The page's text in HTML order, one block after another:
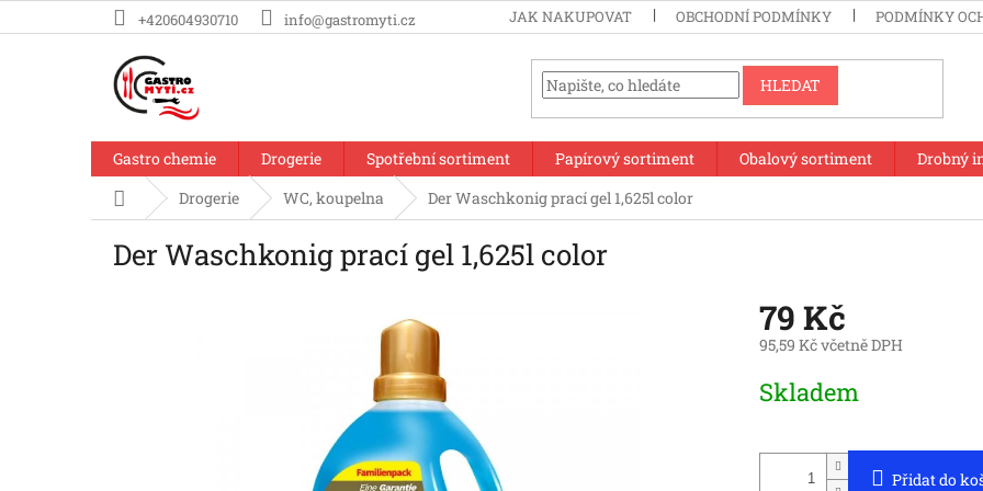
na
+420604930710 info@gastromyti.cz JAK NAKUPOVAT OBCHODNÍ PODMÍNKY PODMÍNKY
HLEDAT
Gastro chemie Drogerie Spotřební sortiment Papírový sortiment Obalový sortiment Drobný
Domů Drogerie WC, koupelna Der Waschkonig prací gel 1,625l color
Der Waschkonig prací gel 1,625l color
79 Kč
95,59 Kč včetně DPH
cena:
Skladem
Přidat do